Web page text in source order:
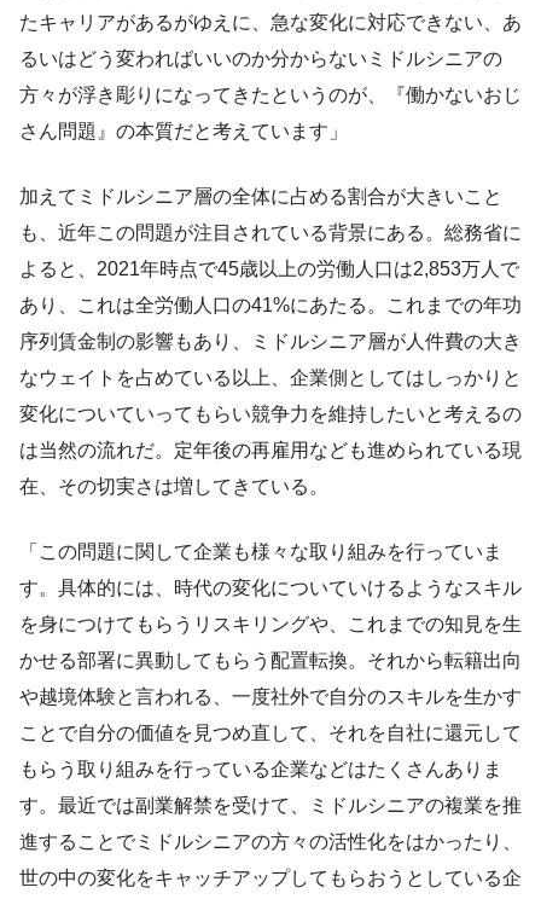
たキャリアがあるがゆえに、急な変化に対応できない、あ
るいはどう変わればいいのか分からないミドルシニアの
方々が浮き彫りになってきたというのが、『働かないおじ
さん問題』の本質だと考えています」
加えてミドルシニア層の全体に占める割合が大きいこと
も、近年この問題が注目されている背景にある。総務省に
よると、2021年時点で45歳以上の労働人口は2,853万人で
あり、これは全労働人口の41%にあたる。これまでの年功
序列賃金制の影響もあり、ミドルシニア層が人件費の大き
なウェイトを占めている以上、企業側としてはしっかりと
変化についていってもらい競争力を維持したいと考えるの
は当然の流れだ。定年後の再雇用なども進められている現
在、その切実さは増してきている。
「この問題に関して企業も様々な取り組みを行っていま
す。具体的には、時代の変化についていけるようなスキル
を身につけてもらうリスキリングや、これまでの知見を生
かせる部署に異動してもらう配置転換。それから転籍出向
や越境体験と言われる、一度社外で自分のスキルを生かす
ことで自分の価値を見つめ直して、それを自社に還元して
もらう取り組みを行っている企業などはたくさんありま
す。最近では副業解禁を受けて、ミドルシニアの複業を推
進することでミドルシニアの方々の活性化をはかったり、
世の中の変化をキャッチアップしてもらおうとしている企